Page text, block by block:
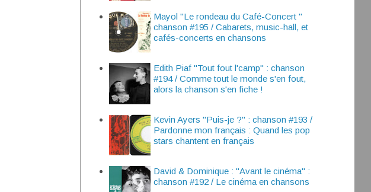
Mayol "Le rondeau du Café-Concert "
chanson #195 / Cabarets, music-hall, et
cafés-concerts en chansons
Edith Piaf "Tout fout l'camp" : chanson
#194 / Comme tout le monde s'en fout,
alors la chanson s'en fiche !
Kevin Ayers "Puis-je ?" : chanson #193 /
Pardonne mon français : Quand les pop
stars chantent en français
David & Dominique : "Avant le cinéma" :
chanson #192 / Le cinéma en chansons